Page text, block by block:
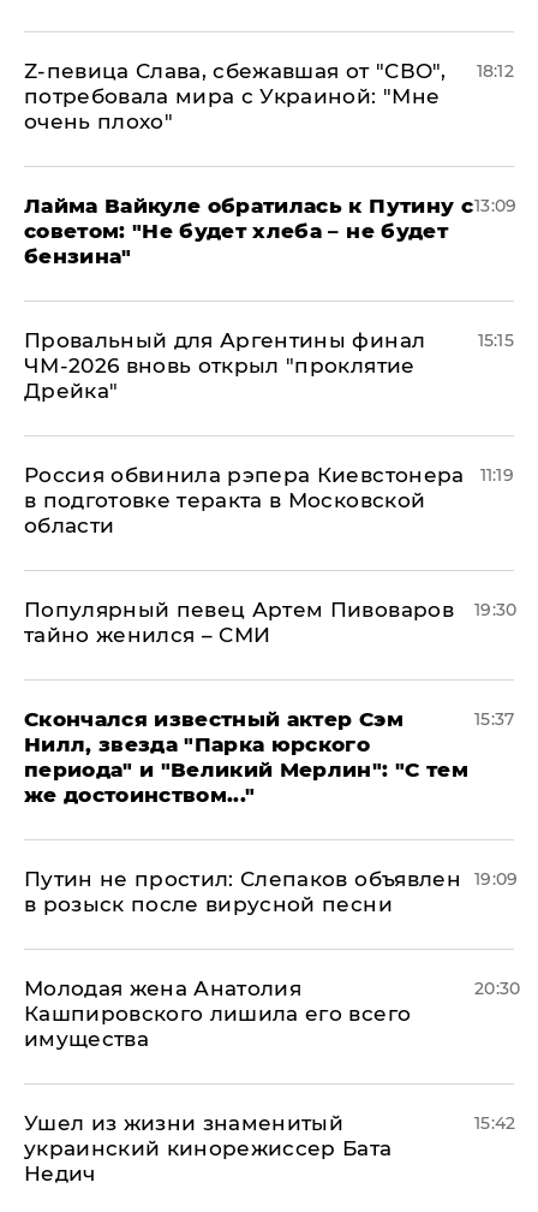
Z-певица Слава, сбежавшая от "СВО",
потребовала мира с Украиной: "Мне
очень плохо"
18:12
Лайма Вайкуле обратилась к Путину с
советом: "Не будет хлеба – не будет
бензина"
13:09
Провальный для Аргентины финал
ЧМ-2026 вновь открыл "проклятие
Дрейка"
15:15
Россия обвинила рэпера Киевстонера
в подготовке теракта в Московской
области
11:19
Популярный певец Артем Пивоваров
тайно женился – СМИ
19:30
Скончался известный актер Сэм
Нилл, звезда "Парка юрского
периода" и "Великий Мерлин": "С тем
же достоинством..."
15:37
Путин не простил: Слепаков объявлен
в розыск после вирусной песни
19:09
Молодая жена Анатолия
Кашпировского лишила его всего
имущества
20:30
Ушел из жизни знаменитый
украинский кинорежиссер Бата
Недич
15:42